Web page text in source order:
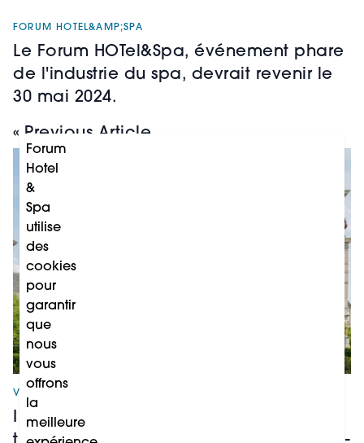
FORUM HOTEL&AMP;SPA
Le Forum HOTel&Spa, événement phare
de l'industrie du spa, devrait revenir le
30 mai 2024.
« Previous Article
VILLA STÉPHANIE
I recently had the pleasure of visiting
Forum
Hotel
&
Spa
utilise
des
cookies
pour
garantir
que
nous
vous
offrons
la
meilleure